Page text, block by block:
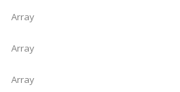
Array
Array
Array